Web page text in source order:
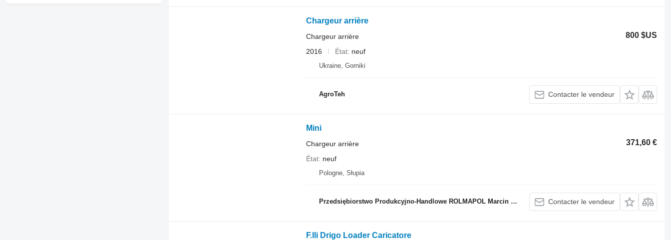
Chargeur arrière
800 $US
Chargeur arrière
2016
État neuf
Ukraine, Gorniki
AgroTeh Contacter le vendeur
Mini
371,60 €
Chargeur arrière
État neuf
Pologne, Słupia
Przedsiębiorstwo Produkcyjno-Handlowe ROLMAPOL Marcin Dziekan Contacter le vendeur
F.lli Drigo Loader Caricatore